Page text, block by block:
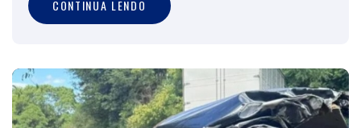
CONTINUA LENDO